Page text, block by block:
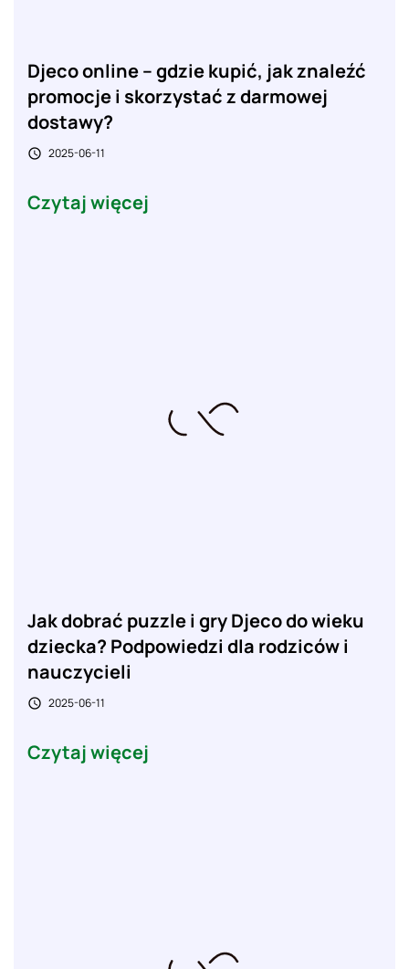
Djeco online – gdzie kupić, jak znaleźć
promocje i skorzystać z darmowej
dostawy?
 2025-06-11
Czytaj więcej
Jak dobrać puzzle i gry Djeco do wieku
dziecka? Podpowiedzi dla rodziców i
nauczycieli
 2025-06-11
Czytaj więcej